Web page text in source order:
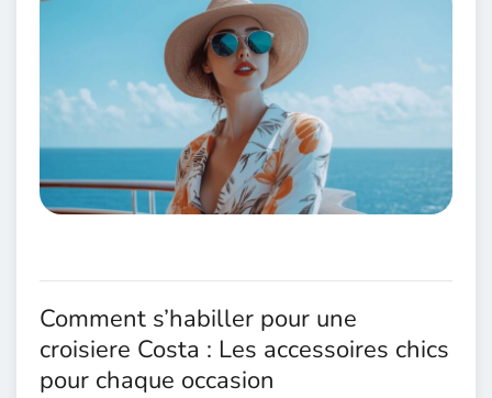
Comment s’habiller pour une
croisiere Costa : Les accessoires chics
pour chaque occasion